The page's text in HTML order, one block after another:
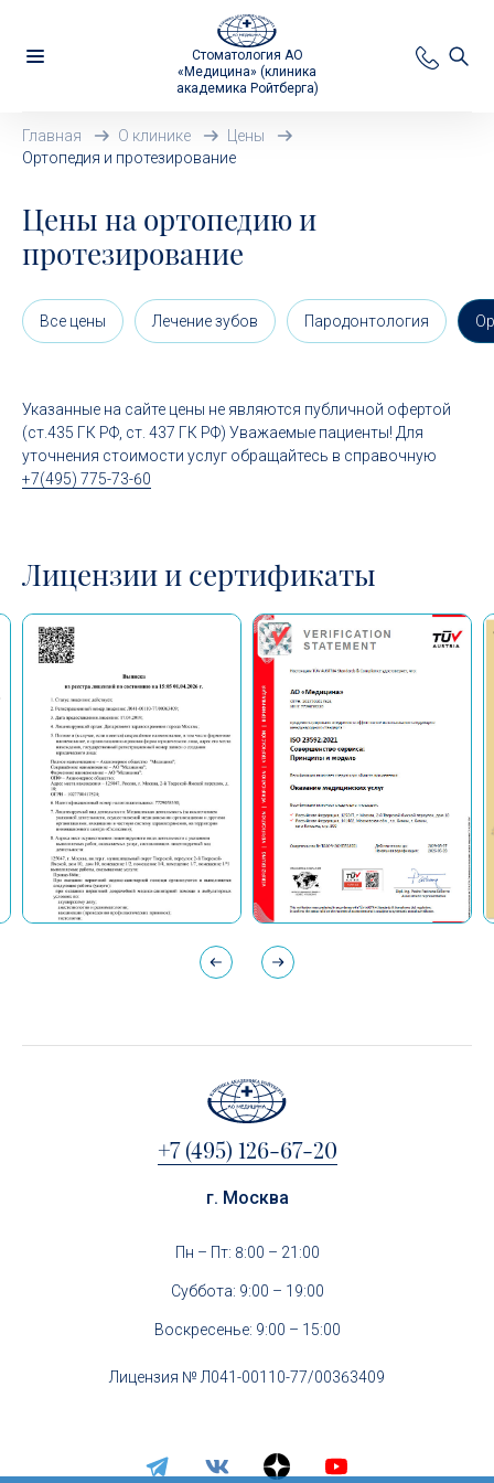
Стоматология АО
«Медицина» (клиника
академика Ройтберга)
Главная О клинике
Цены
Ортопедия и протезирование
Цены на ортопедию и
протезирование
Все цены Лечение зубов Пародонтология
Указанные на сайте цены не являются публичной офертой
(ст.435 ГК РФ, cт. 437 ГК РФ) Уважаемые пациенты! Для
уточнения стоимости услуг обращайтесь в справочную
+7(495) 775-73-60
Лицензии и сертификаты
+7 (495) 126-67-20
г. Москва
Пн – Пт: 8:00 – 21:00
Суббота: 9:00 – 19:00
Воскресенье: 9:00 – 15:00
Лицензия № Л041-00110-77/00363409